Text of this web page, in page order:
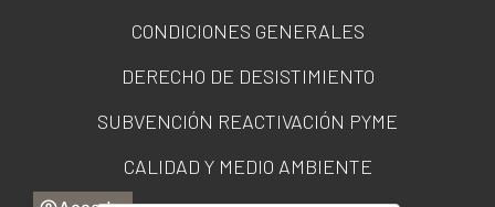
CONDICIONES GENERALES
DERECHO DE DESISTIMIENTO
SUBVENCIÓN REACTIVACIÓN PYME
CALIDAD Y MEDIO AMBIENTE